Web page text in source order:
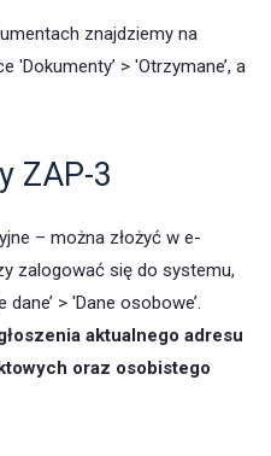
znajdziemy na
'Dokumenty’ > 'Otrzymane’, a
ZAP-3
– można złożyć w e-
zalogować się do systemu,
> 'Dane osobowe’.
aktualnego adresu
oraz osobistego